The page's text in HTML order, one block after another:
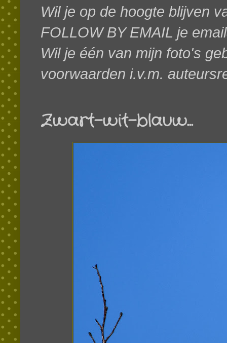
Wil je op de hoogte blijven
FOLLOW BY EMAIL je
Wil je één van mijn foto's
voorwaarden i.v.m.
Zwart-wit-blauw...